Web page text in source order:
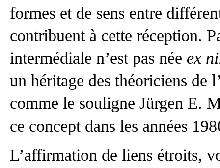
formes et de sens entre
contribuent à cette réception.
intermédiale n’est pas née ex
un héritage des théoriciens de
comme le souligne Jürgen E.
ce concept dans les années
L’affirmation de liens étroits,